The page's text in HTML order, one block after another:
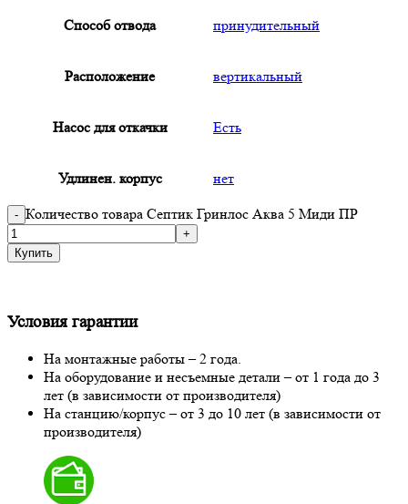
Способ отвода принудительный
Расположение вертикальный
Насос для откачки Есть
Удлинен. корпус нет
Количество товара Септик Гринлос Аква 5 Миди ПР
Купить
Условия гарантии
На монтажные работы – 2 года.
На оборудование и несъемные детали – от 1 года до 3
лет (в зависимости от производителя)
На станцию/корпус – от 3 до 10 лет (в зависимости от
производителя)